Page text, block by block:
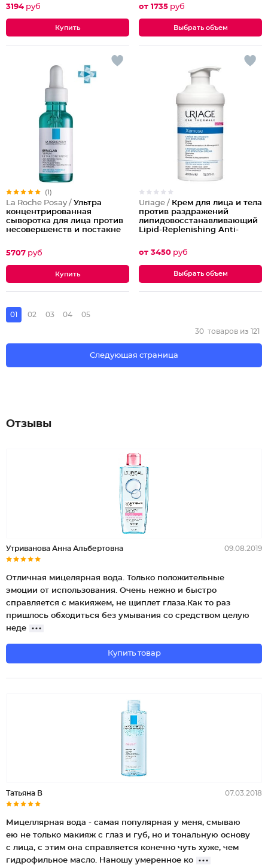
3194 руб от 1735 руб
Выбрать объем
(1)
La Roche Posay / Ультра
концентрированная
сыворотка для лица против
несовершенств и постакне
5707 руб
Uriage / Крем для лица и тела
против раздражений
липидовосстанавливающий
Lipid-Replenishing Anti-
от 3450 руб
Выбрать объем
01 02 03 04 05
Следующая страница
30 товаров из 121
Отзывы
Утриванова Анна Альбертовна 09.08.2019
Отличная мицелярная вода. Только положительные
эмоции от использования. Очень нежно и быстро
справляется с макияжем, не щиплет глаза.Как то раз
пришлось обходиться без умывания со средством целую
неде
Купить товар
Татьяна В 07.03.2018
Мицеллярная вода - самая популярная у меня, смываю
ею не только макияж с глаз и губ, но и тональную основу
с лица, с этим она справляется конечно чуть хуже, чем
гидрофильное масло. Наношу умеренное ко